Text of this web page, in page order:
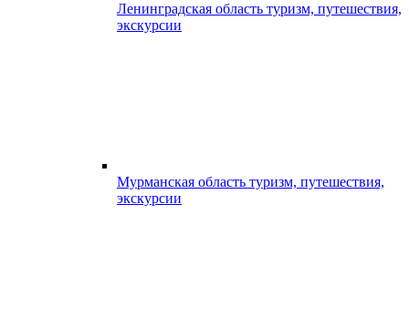
Ленинградская область туризм, путешествия,
экскурсии
Мурманская область туризм, путешествия,
экскурсии